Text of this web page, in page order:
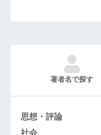
著者名で探す
思想・評論
社会